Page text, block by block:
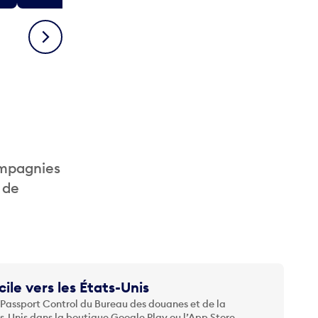
Suivant
vers les États-Unis
Control du Bureau des douanes et de la